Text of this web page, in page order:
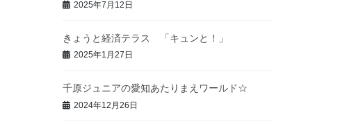
2025年7月12日
きょうと経済テラス 「キュンと！」
2025年1月27日
千原ジュニアの愛知あたりまえワールド☆
2024年12月26日